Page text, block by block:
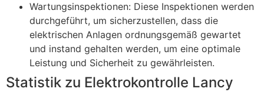
Wartungsinspektionen: Diese Inspektionen werden
durchgeführt, um sicherzustellen, dass die
elektrischen Anlagen ordnungsgemäß gewartet
und instand gehalten werden, um eine optimale
Leistung und Sicherheit zu gewährleisten.
Statistik zu Elektrokontrolle Lancy